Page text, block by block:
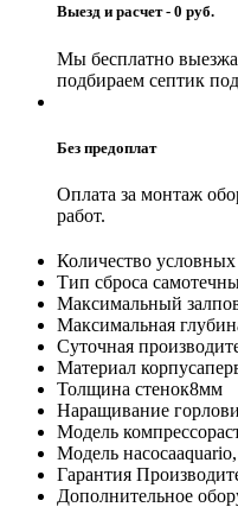
Выезд и расчет - 0 руб.
Мы бесплатно
подбираем септик
Без предоплат
Оплата за монтаж
работ.
Количество условных
Тип сброса
Максимальный
Максимальная
Суточная
Материал корпуса
Толщина стенок8мм
Наращивание
Модель компрессора
Модель насоса
Гарантия
Дополнительное